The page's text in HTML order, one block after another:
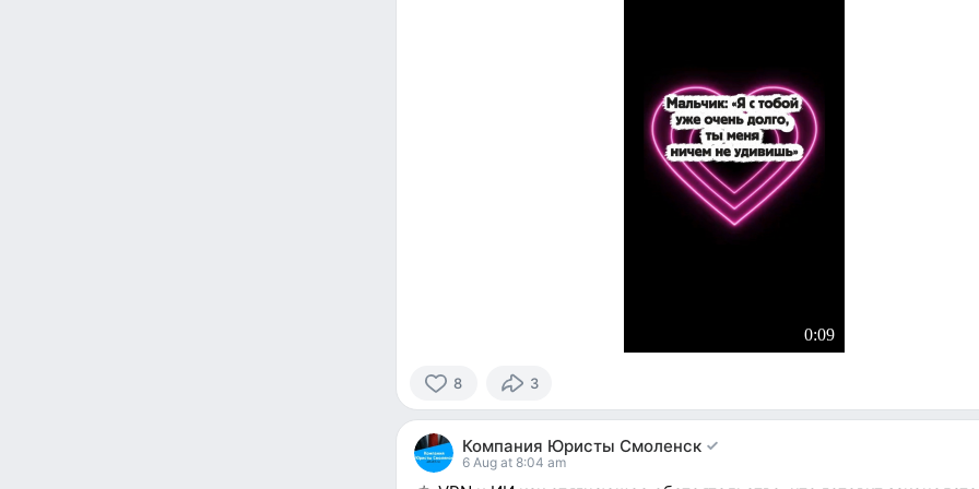
0:09
8
8
reacted
3
Компания Юристы Смоленск
6 Aug at 8:04 am